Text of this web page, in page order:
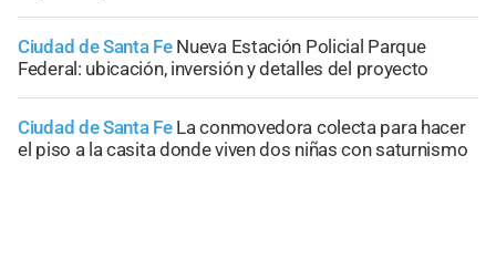
Ciudad de Santa Fe Nueva Estación Policial Parque
Federal: ubicación, inversión y detalles del proyecto
Ciudad de Santa Fe La conmovedora colecta para hacer
el piso a la casita donde viven dos niñas con saturnismo